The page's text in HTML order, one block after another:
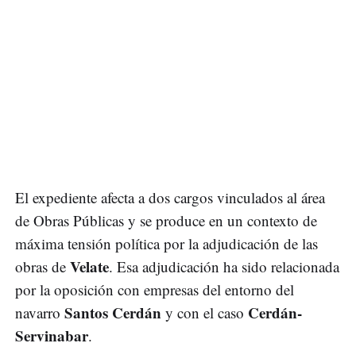
El expediente afecta a dos cargos vinculados al área
de Obras Públicas y se produce en un contexto de
máxima tensión política por la adjudicación de las
obras de Velate. Esa adjudicación ha sido relacionada
por la oposición con empresas del entorno del
navarro Santos Cerdán y con el caso Cerdán-
Servinabar.